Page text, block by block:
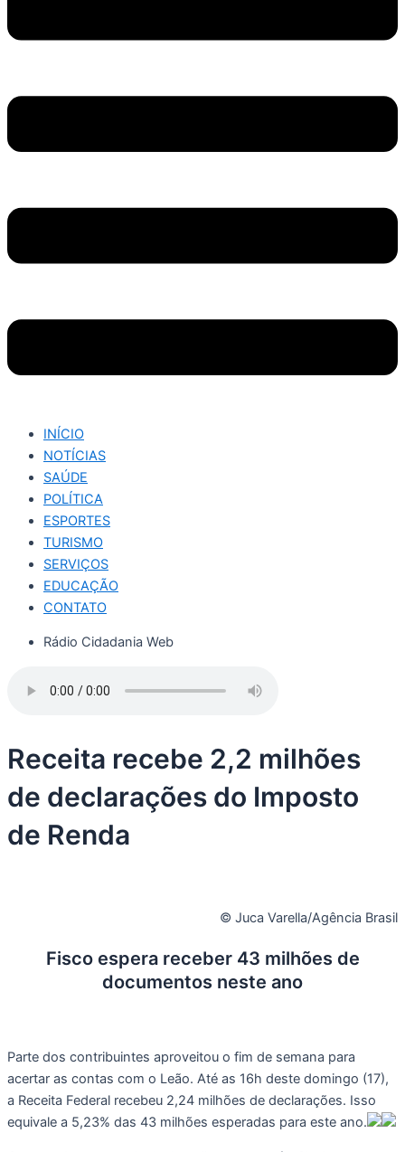
INÍCIO
NOTÍCIAS
SAÚDE
POLÍTICA
ESPORTES
TURISMO
SERVIÇOS
EDUCAÇÃO
CONTATO
Rádio Cidadania Web
Receita recebe 2,2 milhões
de declarações do Imposto
de Renda
© Juca Varella/Agência Brasil
Fisco espera receber 43 milhões de
documentos neste ano
Parte dos contribuintes aproveitou o fim de semana para
acertar as contas com o Leão. Até as 16h deste domingo (17),
a Receita Federal recebeu 2,24 milhões de declarações. Isso
equivale a 5,23% das 43 milhões esperadas para este ano.